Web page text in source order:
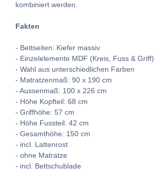
kombiniert werden.
Fakten
- Bettseiten: Kiefer massiv
- Einzelelemente MDF (Kreis, Fuss & Griff)
- Wahl aus unterschiedlichen Farben
- Matratzenmaß: 90 x 190 cm
- Aussenmaß: 100 x 226 cm
- Höhe Kopfteil: 68 cm
- Griffhöhe: 57 cm
- Höhe Fussteil: 42 cm
- Gesamthöhe: 150 cm
- incl. Lattenrost
- ohne Matratze
- incl. Bettschublade